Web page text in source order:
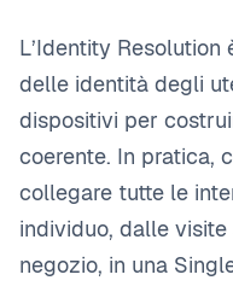
L’Identity
delle identità degli
dispositivi per
coerente. In pratica,
collegare tutte le
individuo, dalle
negozio, in una